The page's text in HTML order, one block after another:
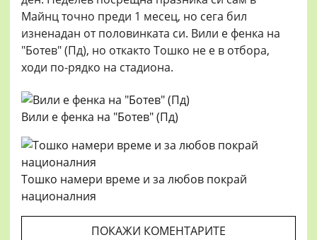
Майнц точно преди 1 месец, но сега бил
изненадан от половинката си. Вили е фенка на
"Ботев" (Пд), но откакто Тошко не е в отбора,
ходи по-рядко на стадиона.
Вили е фенка на "Ботев" (Пд)
Тошко намери време и за любов покрай
националния
ПОКАЖИ КОМЕНТАРИТЕ